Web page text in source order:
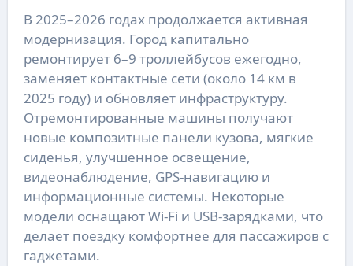
В 2025–2026 годах продолжается активная
модернизация. Город капитально
ремонтирует 6–9 троллейбусов ежегодно,
заменяет контактные сети (около 14 км в
2025 году) и обновляет инфраструктуру.
Отремонтированные машины получают
новые композитные панели кузова, мягкие
сиденья, улучшенное освещение,
видеонаблюдение, GPS-навигацию и
информационные системы. Некоторые
модели оснащают Wi-Fi и USB-зарядками, что
делает поездку комфортнее для пассажиров с
гаджетами.